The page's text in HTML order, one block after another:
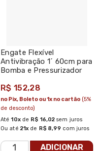
Engate Flexível
Antivibração 1´ 60cm para
Bomba e Pressurizador
R$ 152,28
Até10xde R$ 16,02 sem juros
Ou até 21x de R$ 8,99 com juros
no Pix, Boleto ou 1x no cartão (5%
de desconto)
ADICIONAR